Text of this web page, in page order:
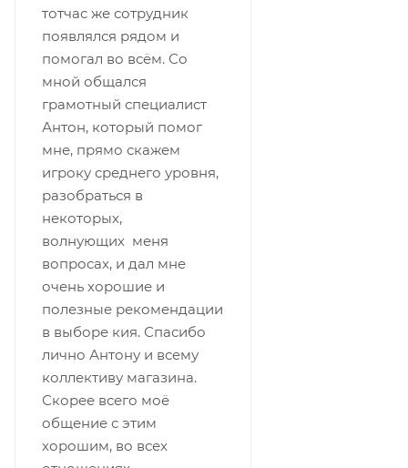
тотчас же сотрудник
появлялся рядом и
помогал во всём. Со
мной общался
грамотный специалист
Антон, который помог
мне, прямо скажем
игроку среднего уровня,
разобраться в
некоторых,
волнующих меня
вопросах, и дал мне
очень хорошие и
полезные рекомендации
в выборе кия. Спасибо
лично Антону и всему
коллективу магазина.
Скорее всего моё
общение с этим
хорошим, во всех